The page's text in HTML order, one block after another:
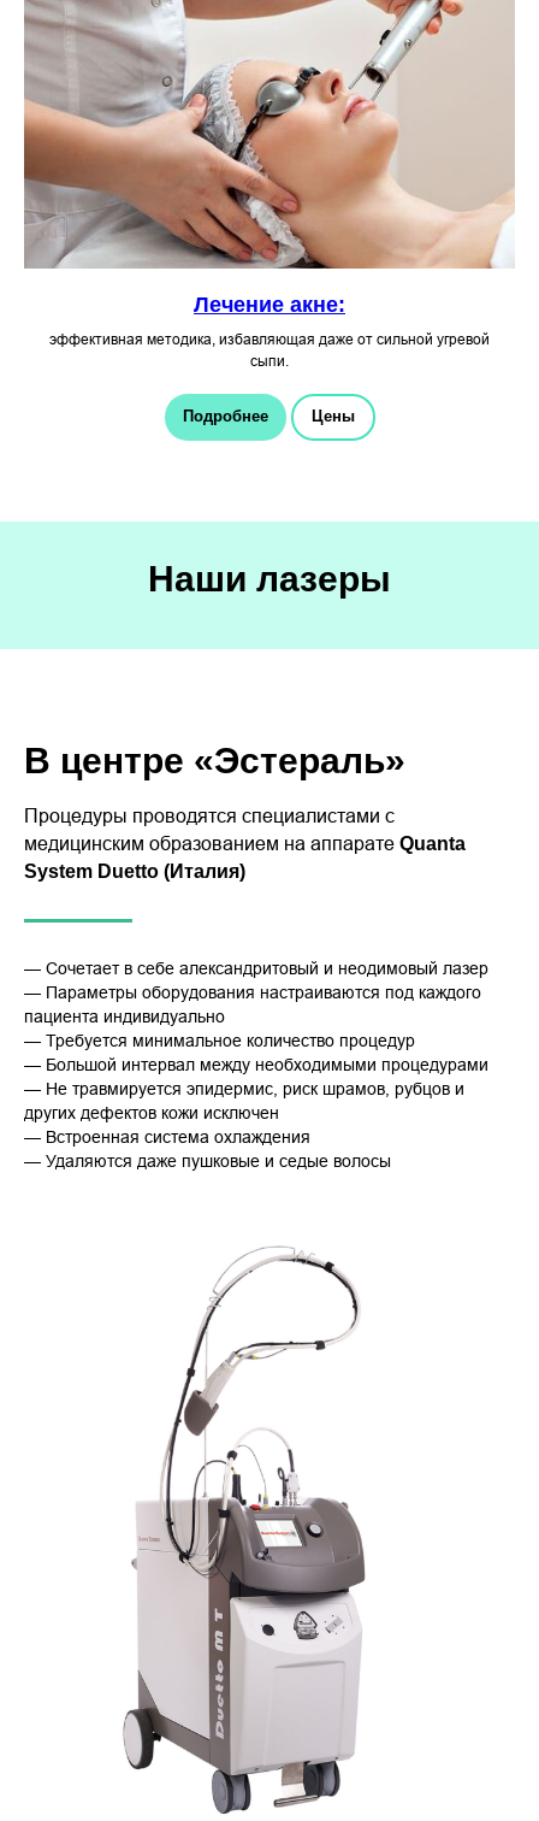
Лечение акне:
эффективная методика, избавляющая даже от сильной угревой
сыпи.
Подробнее Цены
Наши лазеры
В центре «Эстераль»
Процедуры проводятся специалистами с
медицинским образованием на аппарате Quanta
System Duetto (Италия)
— Сочетает в себе александритовый и неодимовый лазер
— Параметры оборудования настраиваются под каждого
пациента индивидуально
— Требуется минимальное количество процедур
— Большой интервал между необходимыми процедурами
— Не травмируется эпидермис, риск шрамов, рубцов и
других дефектов кожи исключен
— Встроенная система охлаждения
— Удаляются даже пушковые и седые волосы